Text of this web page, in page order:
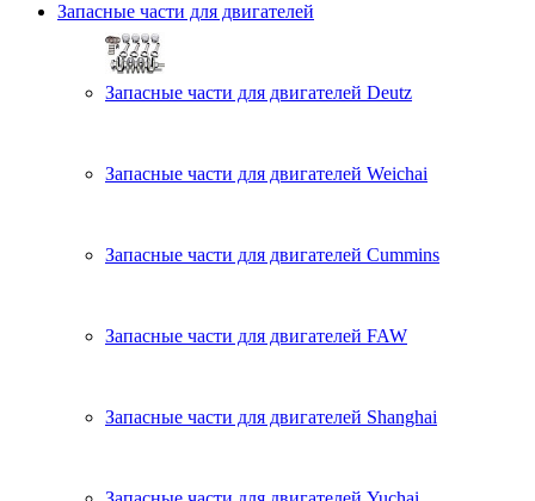
Запасные части для двигателей
Запасные части для двигателей Deutz
Запасные части для двигателей Weichai
Запасные части для двигателей Cummins
Запасные части для двигателей FAW
Запасные части для двигателей Shanghai